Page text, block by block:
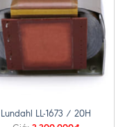
Lundahl LL-1673 / 20H